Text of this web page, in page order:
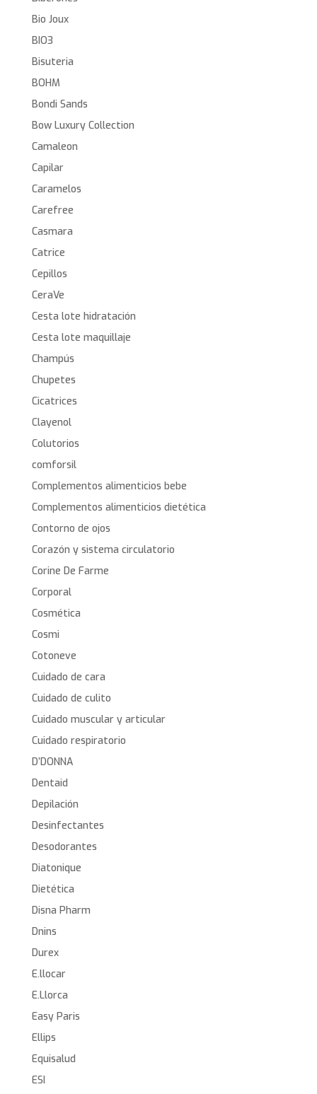
Bio Joux
BIO3
Bisuteria
BOHM
Bondi Sands
Bow Luxury Collection
Camaleon
Capilar
Caramelos
Carefree
Casmara
Catrice
Cepillos
CeraVe
Cesta lote hidratación
Cesta lote maquillaje
Champús
Chupetes
Cicatrices
Clayenol
Colutorios
comforsil
Complementos alimenticios bebe
Complementos alimenticios dietética
Contorno de ojos
Corazón y sistema circulatorio
Corine De Farme
Corporal
Cosmética
Cosmi
Cotoneve
Cuidado de cara
Cuidado de culito
Cuidado muscular y articular
Cuidado respiratorio
D’DONNA
Dentaid
Depilación
Desinfectantes
Desodorantes
Diatonique
Dietética
Disna Pharm
Dnins
Durex
E.llocar
E.Llorca
Easy Paris
Ellips
Equisalud
ESI